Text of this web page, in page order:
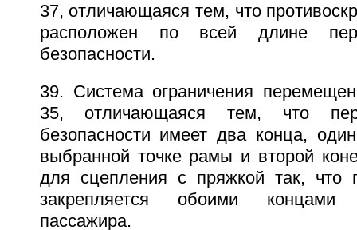
37, отличающаяся тем, что
расположен по всей длине
безопасности.
39. Система ограничения
35, отличающаяся тем, что
безопасности имеет два конца,
выбранной точке рамы и второй
для сцепления с пряжкой так, что
закрепляется обоими концами
пассажира.